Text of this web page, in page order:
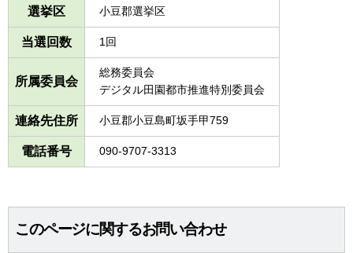
選挙区 小豆郡選挙区
当選回数 1回
所属委員会
総務委員会
デジタル田園都市推進特別委員会
連絡先住所 小豆郡小豆島町坂手甲759
電話番号 090-9707-3313
このページに関するお問い合わせ